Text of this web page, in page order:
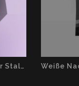
Weiße Einwegfeilen für Staleks Pro Expert Base 42, Körnung 180 (50 Stück)